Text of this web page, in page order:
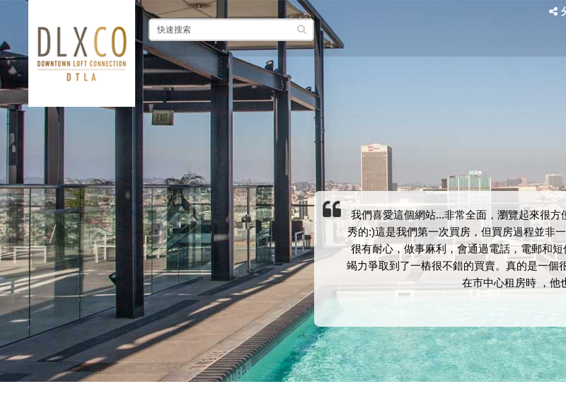
我們喜愛這個網站...非常全面，瀏覽起來很
秀的:)這是我們第一次買房，但買房過程並非
很有耐心，做事麻利，會通過電話，電郵和
竭力爭取到了一樁很不錯的買賣。真的是一個
在市中心租房時 ，他